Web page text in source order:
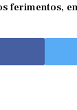
ferimentos,